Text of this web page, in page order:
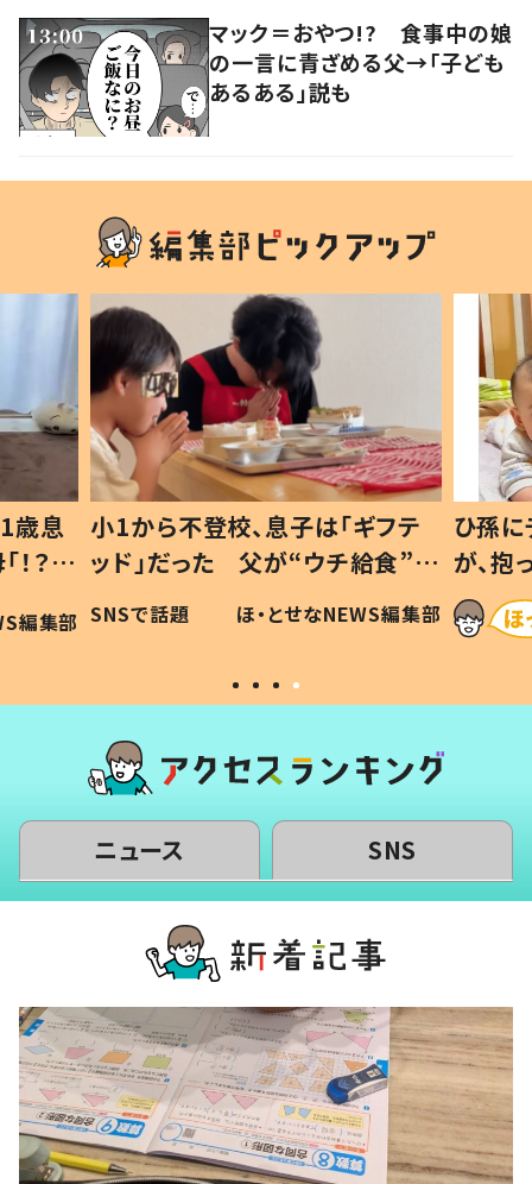
マック＝おやつ!? 食事中の娘
の一言に青ざめる父→「子ども
あるある」説も
歳息
？」
編集部
小1から不登校、息子は「ギフテ
ッド」だった 父が“ウチ給食”を
作り続ける理由とは #令和の親
#令和の子
SNSで話題 ほ・とせなNEWS編集部
ひ孫
が、
「涙が
い」
ニュース SNS